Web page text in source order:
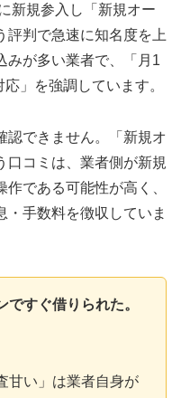
新規参入し「新規オー
評判で急速に知名度を上
みが多い業者で、「月1
」を強調しています。
認できません。「新規オ
口コミは、業者側が新規
である可能性が高く、
手数料を徴収していま
ですぐ借りられた。
甘い」は業者自身が